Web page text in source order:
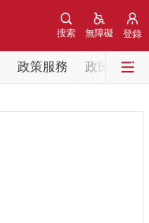
登錄
無障礙
搜索
政策服務 政民互動